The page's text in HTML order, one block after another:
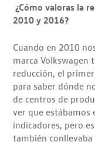
¿Cómo valoras la
2010 y 2016?
Cuando en 2010
marca Volkswagen
reducción, el
para saber dónde
de centros de
ver que estábamos
indicadores, pero
también